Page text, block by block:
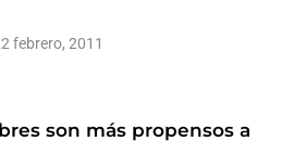
febrero, 2011
son más propensos a